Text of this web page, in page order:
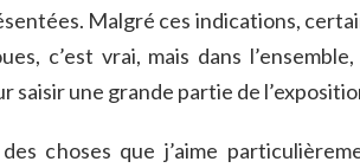
Malgré ces indications,
c’est vrai, mais dans
saisir une grande partie de
choses que j’aime